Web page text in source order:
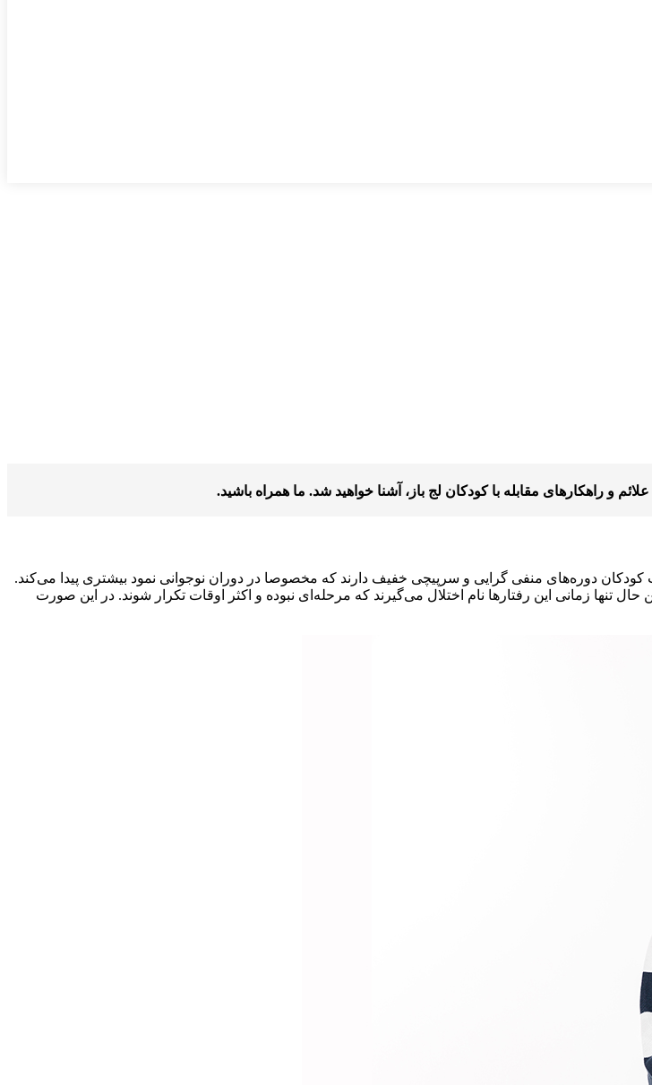
و راهکارهای مقابله با کودکان لج باز، آشنا خواهید شد. ما همراه باشید.
کودکان دوره‌های منفی گرایی و سرپیچی خفیف دارند که مخصوصا در دوران نوجوانی نمود بیشتری پیدا می‌کند.
زمانی این رفتارها نام اختلال می‌گیرند که مرحله‌ای نبوده و اکثر اوقات تکرار شوند. در این صورت